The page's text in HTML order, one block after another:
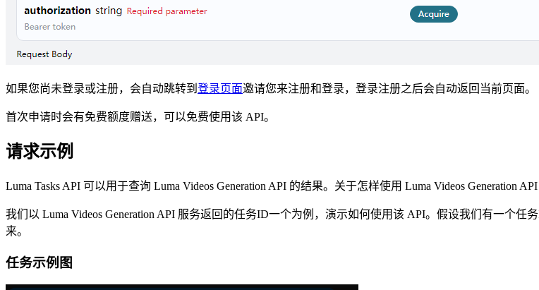
如果您尚未登录或注册，会自动跳转到 登录页面邀请您来注册和登录，登录注册之后会自动返回当前页面。
首次申请时会有免费额度赠送，可以免费使用该 API。
请求示例
Luma Tasks API 可以用于查询 Luma Videos Generation API 的结果。关于怎样使用 Luma Videos Generation
我们以 Luma Videos Generation API 服务返回的任务ID一个为例，演示如何使用该 API。假设我们有一个任
来。
任务示例图